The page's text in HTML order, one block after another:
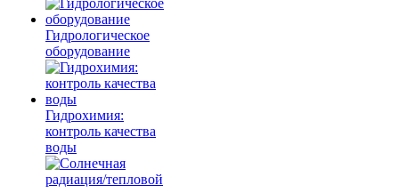
Гидрологическое
оборудование
Гидрохимия:
контроль качества
воды